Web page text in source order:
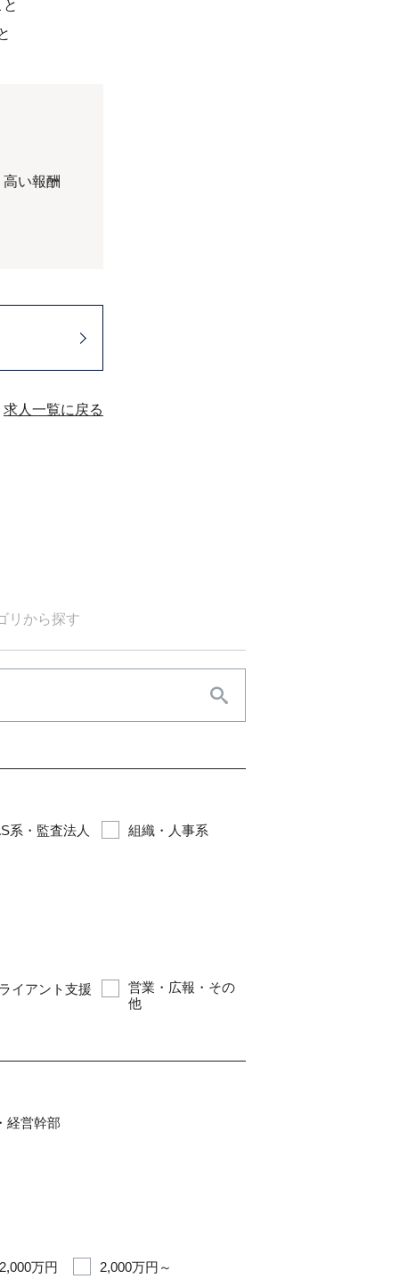
い報酬
求人一覧に戻る
リから探す
系・監査法人 組織・人事系
イアント支援
営業・広報・その
他
経営幹部
万円 2,000万円～